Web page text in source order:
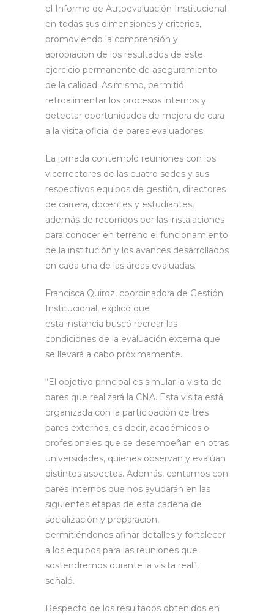
el Informe de Autoevaluación Institucional
en todas sus dimensiones y criterios,
promoviendo la comprensión y
apropiación de los resultados de este
ejercicio permanente de aseguramiento
de la calidad. Asimismo, permitió
retroalimentar los procesos internos y
detectar oportunidades de mejora de cara
a la visita oficial de pares evaluadores.
La jornada contempló reuniones con los
vicerrectores de las cuatro sedes y sus
respectivos equipos de gestión, directores
de carrera, docentes y estudiantes,
además de recorridos por las instalaciones
para conocer en terreno el funcionamiento
de la institución y los avances desarrollados
en cada una de las áreas evaluadas.
Francisca Quiroz, coordinadora de Gestión
Institucional, explicó que
esta instancia buscó recrear las
condiciones de la evaluación externa que
se llevará a cabo próximamente.
“El objetivo principal es simular la visita de
pares que realizará la CNA. Esta visita está
organizada con la participación de tres
pares externos, es decir, académicos o
profesionales que se desempeñan en otras
universidades, quienes observan y evalúan
distintos aspectos. Además, contamos con
pares internos que nos ayudarán en las
siguientes etapas de esta cadena de
socialización y preparación,
permitiéndonos afinar detalles y fortalecer
a los equipos para las reuniones que
sostendremos durante la visita real”,
señaló.
Respecto de los resultados obtenidos en